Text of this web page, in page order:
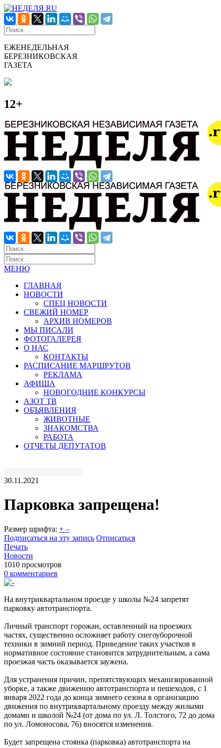
ЕЖЕНЕДЕЛЬНАЯ
БЕРЕЗНИКОВСКАЯ
ГАЗЕТА
12+
МЕНЮ
ГЛАВНАЯ
НОВОСТИ
СПЕЦ НОВОСТИ
СВЕЖИЙ НОМЕР
АРХИВ НОМЕРОВ
МЫ ПИСАЛИ
ФОТОГАЛЕРЕЯ
О НАС
КОНТАКТЫ
РАСПИСАНИЕ МАРШРУТОВ
РЕКЛАМА
АФИША
НОВОГОДНИЕ КОНКУРСЫ
АЗОТ ТВ
ОБЪЯВЛЕНИЯ
ЖИВОТНЫЕ
ЗНАКОМСТВА
РАБОТА
ОТЧЕТЫ ДЕПУТАТОВ
30.11.2021
Парковка запрещена!
Размер шрифта: + –
Подписаться на эту запись Отписаться
Печать
Новости
1010 просмотров
0 комментариев
На внутриквартальном проезде у школы №24 запретят
парковку автотранспорта.
Личный транспорт горожан, оставленный на проезжих
частях, существенно осложняет работу снегоуборочной
техники в зимний период. Приведение таких участков в
нормативное состояние становится затруднительным, а сама
проезжая часть оказывается заужена.
Для устранения причин, препятствующих механизированной
уборке, а также движению автотранспорта и пешеходов, с 1
января 2022 года до конца зимнего сезона в организацию
движения по внутриквартальному проезду между жилыми
домами и школой №24 (от дома по ул. Л. Толстого, 72 до дома
по ул. Ломоносова, 76) вносятся изменения.
Будет запрещена стоянка (парковка) автотранспорта на